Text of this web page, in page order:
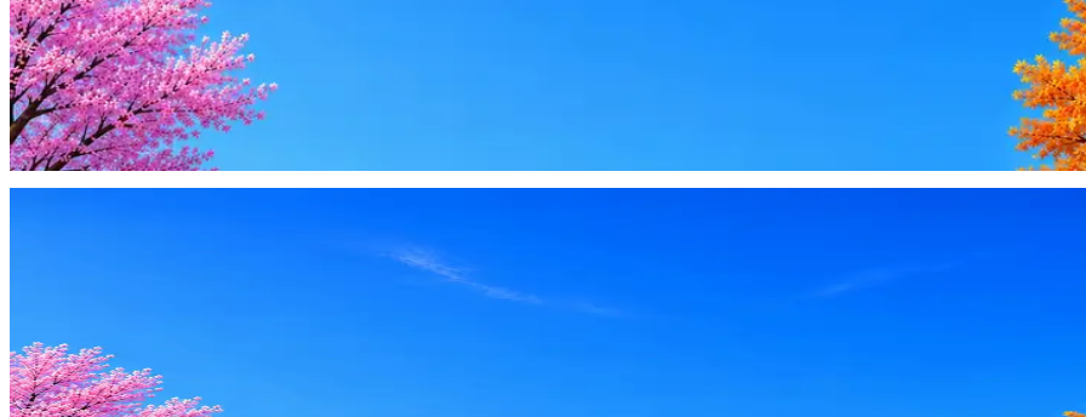
Купить доступ
Будьте осторожны: если работодатель просит войти через Google, iCloud или Госуслуги, прислать код или пароль, запустить
деньги — это мошенники.
Жмите Пожаловаться ·Гайд по безопасности
Стратегия поиска с AI: рынки, позиции, вилка, каналы
AI-адаптация отклика под вакансию